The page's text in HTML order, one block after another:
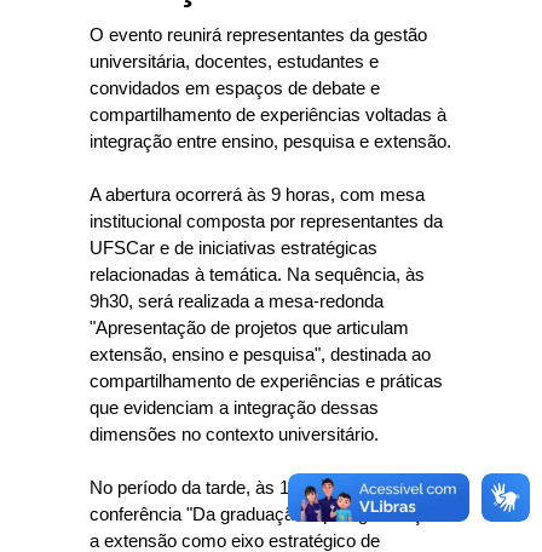
O evento reunirá representantes da gestão
universitária, docentes, estudantes e
convidados em espaços de debate e
compartilhamento de experiências voltadas à
integração entre ensino, pesquisa e extensão.
A abertura ocorrerá às 9 horas, com mesa
institucional composta por representantes da
UFSCar e de iniciativas estratégicas
relacionadas à temática. Na sequência, às
9h30, será realizada a mesa-redonda
"Apresentação de projetos que articulam
extensão, ensino e pesquisa", destinada ao
compartilhamento de experiências e práticas
que evidenciam a integração dessas
dimensões no contexto universitário.
No período da tarde, às 14h30, haverá a
conferência "Da graduação à pós‑graduação:
a extensão como eixo estratégico de